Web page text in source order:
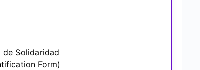
Solidaridad
Form)